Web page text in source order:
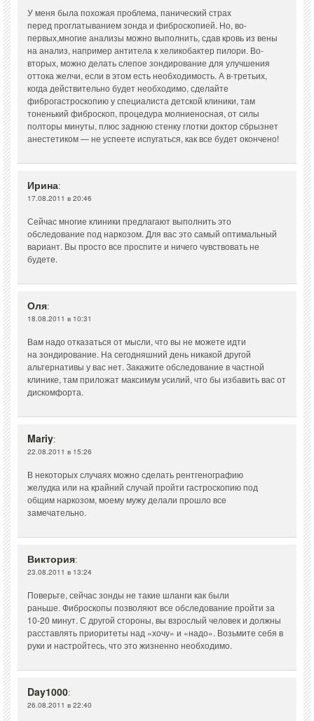
У меня была похожая проблема, панический страх
перед проглатыванием зонда и фиброскопией. Но, во-
первых,многие анализы можно выполнить, сдав кровь из вены
на анализ, например антитела к хеликобактер пилори. Во-
вторых, можно делать слепое зондирование для улучшения
оттока желчи, если в этом есть необходимость. А в-третьих,
когда действительно будет необходимо, сделайте
фиброгастроскопию у специалиста детской клиники, там
тоненький фиброскоп, процедура молниеносная, от силы
полторы минуты, плюс заднюю стенку глотки доктор сбрызнет
анестетиком — не успеете испугаться, как все будет окончено!
Ирина:
17.08.2011 в 20:46
Сейчас многие клиники предлагают выполнить это
обследование под наркозом. Для вас это самый оптимальный
вариант. Вы просто все проспите и ничего чувствовать не
будете.
Оля:
18.08.2011 в 10:31
Вам надо отказаться от мысли, что вы не можете идти
на зондирование. На сегодняшний день никакой другой
альтернативы у вас нет. Закажите обследование в частной
клинике, там приложат максимум усилий, что бы избавить вас от
дискомфорта.
Mariy:
22.08.2011 в 15:26
В некоторых случаях можно сделать рентгенографию
желудка или на крайний случай пройти гастроскопию под
общим наркозом, моему мужу делали прошло все
замечательно.
Виктория:
23.08.2011 в 13:24
Поверьте, сейчас зонды не такие шланги как были
раньше. Фиброскопы позволяют все обследование пройти за
10-20 минут. С другой стороны, вы взрослый человек и должны
расставлять приоритеты над «хочу» и «надо». Возьмите себя в
руки и настройтесь, что это жизненно необходимо.
Day1000:
26.08.2011 в 22:40